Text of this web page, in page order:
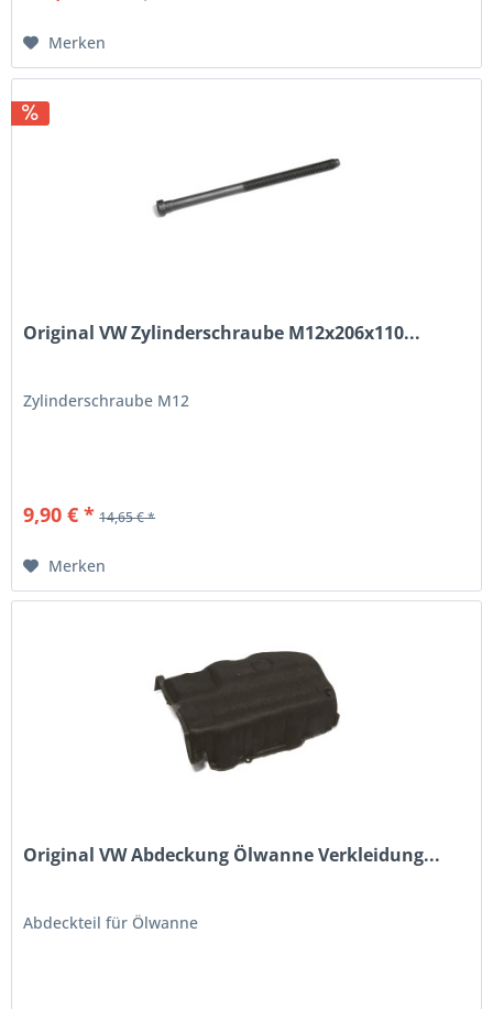
Merken
Original VW Zylinderschraube M12x206x110...
Zylinderschraube M12
9,90 € * 14,65 € *
Merken
Original VW Abdeckung Ölwanne Verkleidung...
Abdeckteil für Ölwanne